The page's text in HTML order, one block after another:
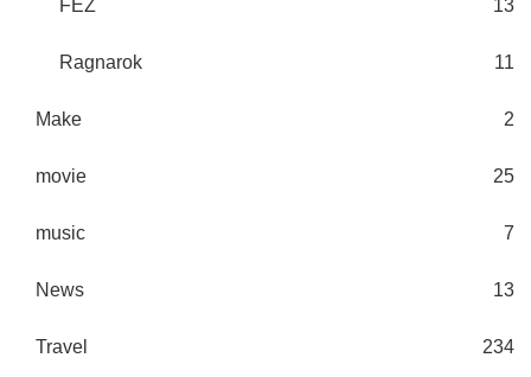
FEZ 13
Ragnarok 11
Make 2
movie 25
music 7
News 13
Travel 234